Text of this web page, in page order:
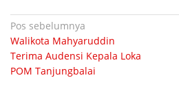
Navigasi
pos
Pos sebelumnya
Walikota Mahyaruddin
Terima Audensi Kepala Loka
POM Tanjungbalai